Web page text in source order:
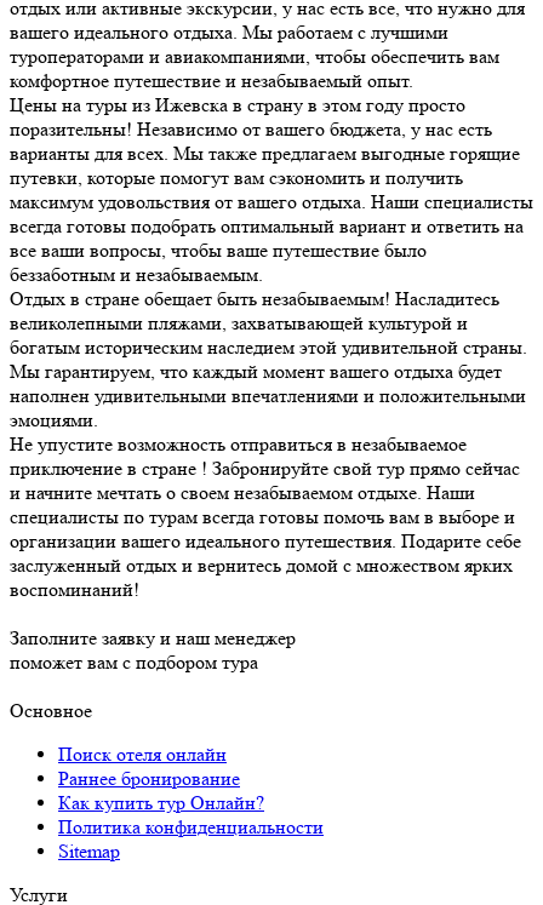
отдых или активные экскурсии, у нас есть все, что нужно для
вашего идеального отдыха. Мы работаем с лучшими
туроператорами и авиакомпаниями, чтобы обеспечить вам
комфортное путешествие и незабываемый опыт.
Цены на туры из Ижевска в страну в этом году просто
поразительны! Независимо от вашего бюджета, у нас есть
варианты для всех. Мы также предлагаем выгодные горящие
путевки, которые помогут вам сэкономить и получить
максимум удовольствия от вашего отдыха. Наши специалисты
всегда готовы подобрать оптимальный вариант и ответить на
все ваши вопросы, чтобы ваше путешествие было
беззаботным и незабываемым.
Отдых в стране обещает быть незабываемым! Насладитесь
великолепными пляжами, захватывающей культурой и
богатым историческим наследием этой удивительной страны.
Мы гарантируем, что каждый момент вашего отдыха будет
наполнен удивительными впечатлениями и положительными
эмоциями.
Не упустите возможность отправиться в незабываемое
приключение в стране ! Забронируйте свой тур прямо сейчас
и начните мечтать о своем незабываемом отдыхе. Наши
специалисты по турам всегда готовы помочь вам в выборе и
организации вашего идеального путешествия. Подарите себе
заслуженный отдых и вернитесь домой с множеством ярких
воспоминаний!
Заполните заявку и наш менеджер
поможет вам с подбором тура
Основное
Поиск отеля онлайн
Раннее бронирование
Как купить тур Онлайн?
Политика конфиденциальности
Sitemap
Услуги